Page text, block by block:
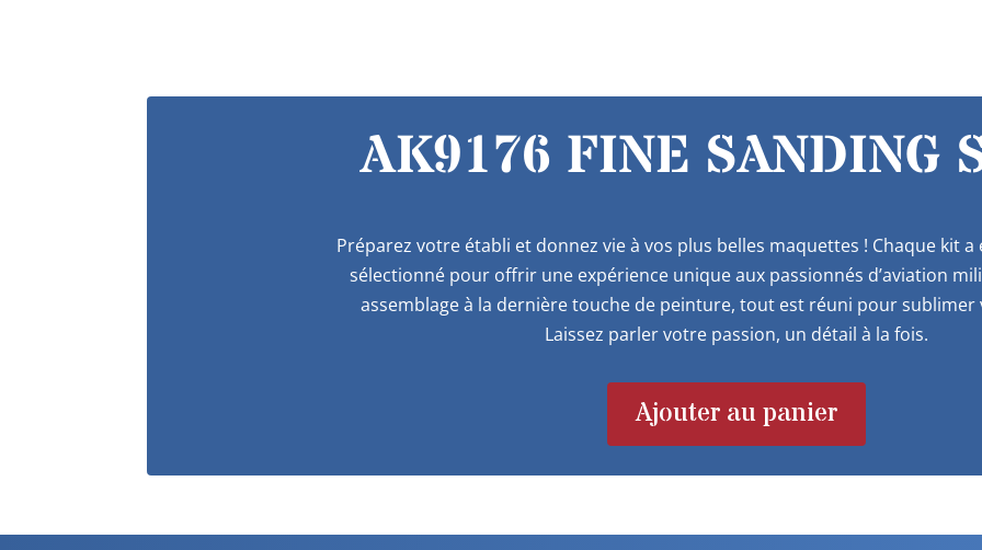
AK9176 FINE SANDING
Préparez votre établi et donnez vie à vos plus belles maquettes ! Chaque kit
sélectionné pour offrir une expérience unique aux passionnés d’aviation
assemblage à la dernière touche de peinture, tout est réuni pour sublimer
Laissez parler votre passion, un détail à la fois.
Ajouter au panier